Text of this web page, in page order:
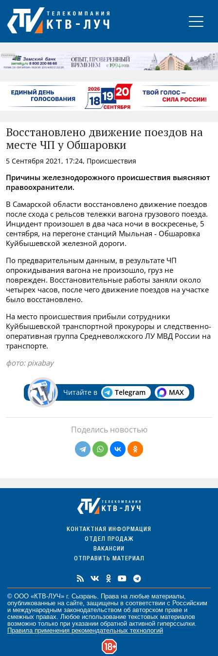
РЕКЛАМА
Восстановлено движение поездов на
месте ЧП у Обшаровки
5 Сентября 2021, 17:24, Происшествия
Причины железнодорожного происшествия выясняют
правоохранители.
В Самарской области восстановлено движение поездов
после схода с рельсов тележки вагона грузового поезда.
Инцидент произошел в два часа ночи в воскресенье, 5
сентября, на перегоне станций Мыльная - Обшаровка
Куйбышевской железной дороги.
По предварительным данным, в результате ЧП
опрокидывания вагона не произошло, груз не
поврежден. Восстановительные работы заняли около
четырех часов, после чего движение поездов на участке
было восстановлено.
На место происшествия прибыли сотрудники
Куйбышевской транспортной прокуроры и следственно-
оперативная группа Средневолжского ЛУ МВД России на
транспорте.
фото: pixabay
Читайте в Telegram MAX
Поделись новостью
КОНТАКТНАЯ ИНФОРМАЦИЯ
ОТДЕЛ ПРОДАЖ
ВАКАНСИИ
ОТПРАВИТЬ МАТЕРИАЛ
© ООО «КТВ-ЛУЧ» г. Сызрань. Права на любые материалы
опубликованные на сайте, защищены в соответствии с Российским
и международным законодательством об авторском праве и
смежных правах. Любое использование текстовых материалов
возможно только при указании обратной активной гиперссылки.
Правила применения рекомендательных технологий